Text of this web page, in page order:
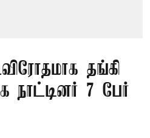
தங்கி
நாட்டினர் 7 பேர்